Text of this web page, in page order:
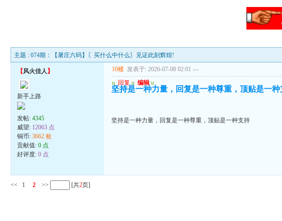
主题 : 074期：【屠庄六码】〖买什么中什么〗见证此刻辉煌!
【风火佳人 】
新手上路
发帖:4345
威望: 12063 点
铜币:3662 枚
贡献值:0 点
好评度:0 点
10楼 发表于: 2026-07-08 02:01 ---
u 回复 u 编辑 u
坚持是一种力量，回复是一种尊重，顶贴是一种
坚持是一种力量，回复是一种尊重，顶贴是一种支持
<< 1 2 >> [共2页]